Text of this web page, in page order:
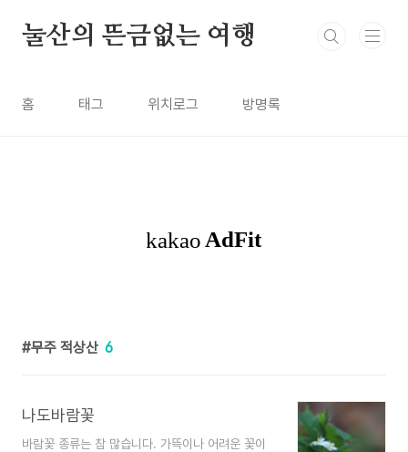
눌산의 뜬금없는 여행
홈 태그 위치로그 방명록
무주 적상산 6
나도바람꽃
바람꽃 종류는 참 많습니다. 가뜩이나 어려운 꽃이